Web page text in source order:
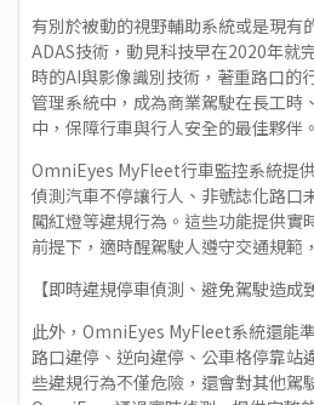
有別於被動的視野輔助系統或是現有
ADAS技術，動見科技早在2020年就
時的AI與影像識別技術，著重路口的
管理系統中，成為商業駕駛在長工時
中，保障行車與行人安全的最佳夥伴。
OmniEyes MyFleet行車監控系統提
偵測汽車不停讓行人、非號誌化路口
闖紅燈等違規行為。這些功能提供實
前提下，適時醒駕駛人遵守交通規範
【即時違規停車偵測、避免駕駛造成
此外，OmniEyes MyFleet系統還能
路口違停、逆向違停、公車格停靠站
些違規行為不僅危險，還會對其他駕